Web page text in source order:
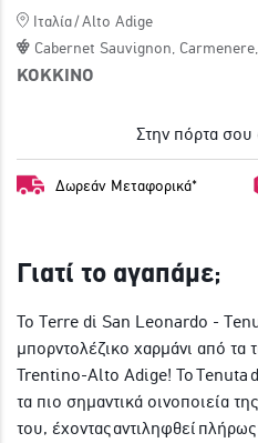
Ιταλία/Alto Adige
Cabernet Sauvignon Carmenere
ΚΟΚΚΙΝΟ
Στην πόρτα σου
Δωρεάν Μεταφορικά*
Γιατί το αγαπάμε;
Το Terre di San Leonardo -
μπορντολέζικο χαρμάνι από τα
Trentino-Alto Adige! ToTenuta
τα πιο σημαντικά οινοποιεία
του, έχοντας αντιληφθεί πλήρως